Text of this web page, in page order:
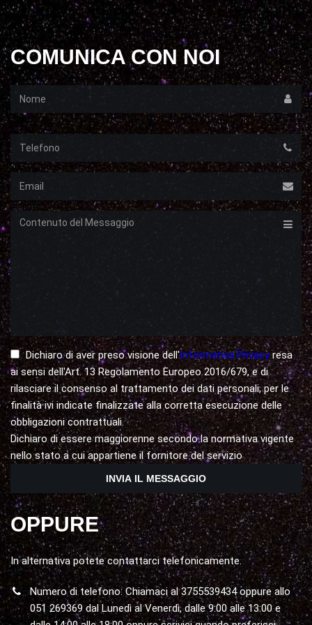
COMUNICA CON NOI
Nome
Email
Messaggio
Dichiaro di aver preso visione dell'Informativa Privacyresa
ai sensi dell'Art. 13 Regolamento Europeo 2016/679, e di
rilasciare il consenso al trattamento dei dati personali, per le
finalità ivi indicate finalizzate alla corretta esecuzione delle
obbligazioni contrattuali.
Dichiaro di essere maggiorenne secondo la normativa vigente
nello stato a cui appartiene il fornitore del servizio
OPPURE
In alternativa potete contattarci telefonicamente.
Numero di telefono: Chiamaci al 3755539434 oppure allo
051 269369 dal Lunedì al Venerdì, dalle 9:00 alle 13:00 e